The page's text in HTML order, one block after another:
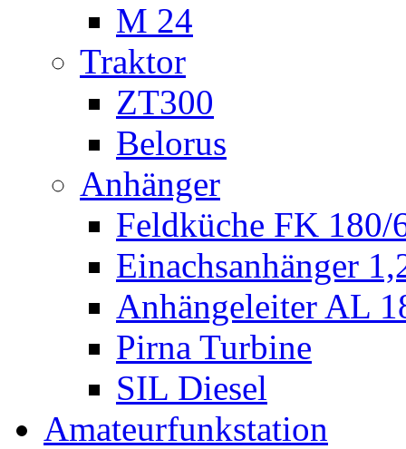
M 24
Traktor
ZT300
Belorus
Anhänger
Feldküche FK 180/
Einachsanhänger
Anhängeleiter AL
Pirna Turbine
SIL Diesel
Amateurfunkstation